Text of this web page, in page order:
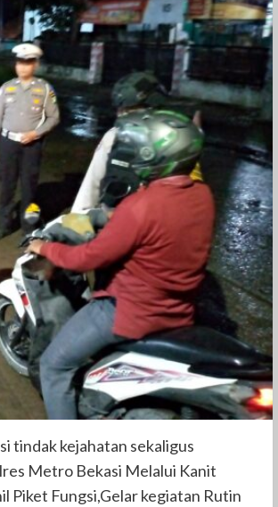
tindak kejahatan sekaligus
Metro Bekasi Melalui Kanit
Piket Fungsi,Gelar kegiatan Rutin